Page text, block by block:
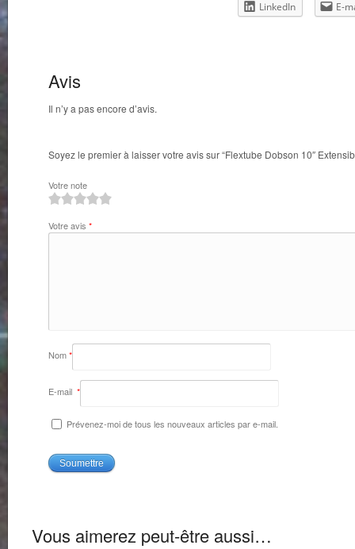
LinkedIn
E-
Avis
Il n’y a pas encore d’avis.
Soyez le premier à laisser votre avis sur “Flextube Dobson 10″
Votre note
Votre avis *
Nom*
E-mail *
Prévenez-moi de tous les nouveaux articles par e-mail.
Vous aimerez peut-être aussi…